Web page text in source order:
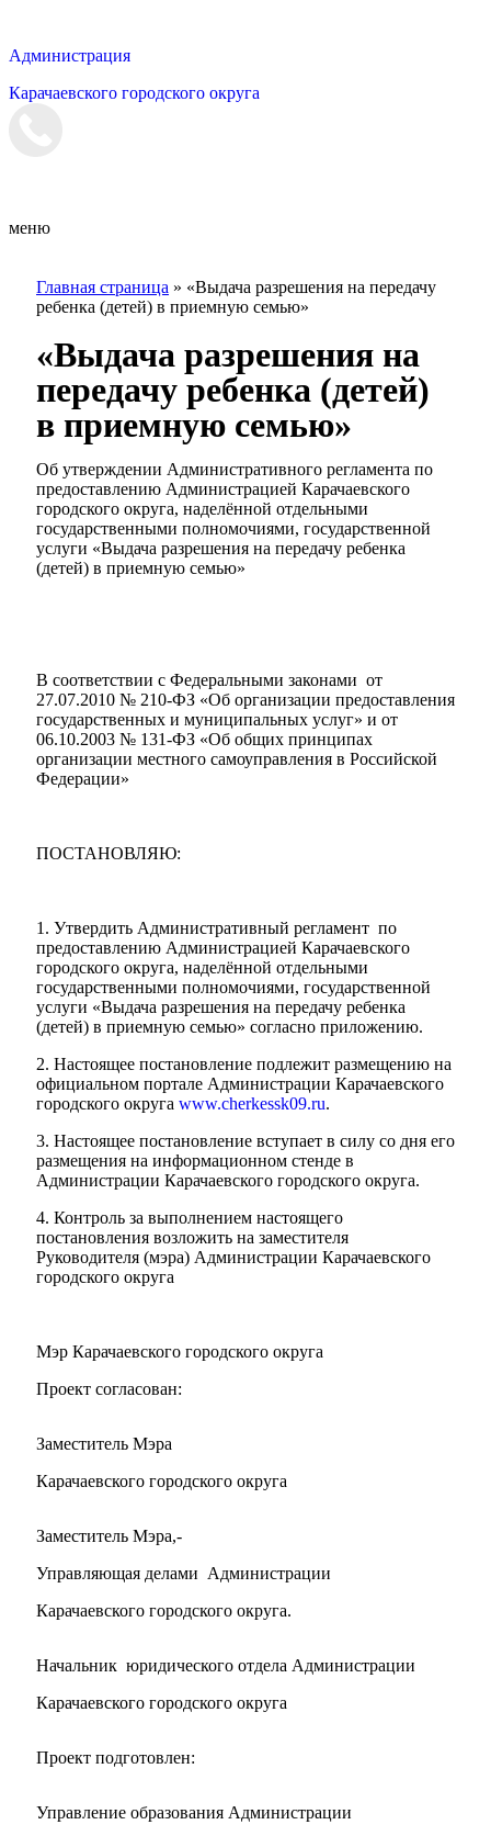
Администрация
Карачаевского городского округа
меню
Главная страница » «Выдача разрешения на передачу
ребенка (детей) в приемную семью»
«Выдача разрешения на
передачу ребенка (детей)
в приемную семью»
Об утверждении Административного регламента по
предоставлению Администрацией Карачаевского
городского округа, наделённой отдельными
государственными полномочиями, государственной
услуги «Выдача разрешения на передачу ребенка
(детей) в приемную семью»
В соответствии с Федеральными законами от
27.07.2010 № 210-ФЗ «Об организации предоставления
государственных и муниципальных услуг» и от
06.10.2003 № 131-ФЗ «Об общих принципах
организации местного самоуправления в Российской
Федерации»
ПОСТАНОВЛЯЮ:
1. Утвердить Административный регламент по
предоставлению Администрацией Карачаевского
городского округа, наделённой отдельными
государственными полномочиями, государственной
услуги «Выдача разрешения на передачу ребенка
(детей) в приемную семью» согласно приложению.
2. Настоящее постановление подлежит размещению на
официальном портале Администрации Карачаевского
городского округа www.cherkessk09.ru.
3. Настоящее постановление вступает в силу со дня его
размещения на информационном стенде в
Администрации Карачаевского городского округа.
4. Контроль за выполнением настоящего
постановления возложить на заместителя
Руководителя (мэра) Администрации Карачаевского
городского округа
Мэр Карачаевского городского округа
Проект согласован:
Заместитель Мэра
Карачаевского городского округа
Заместитель Мэра,-
Управляющая делами Администрации
Карачаевского городского округа.
Начальник юридического отдела Администрации
Карачаевского городского округа
Проект подготовлен:
Управление образования Администрации